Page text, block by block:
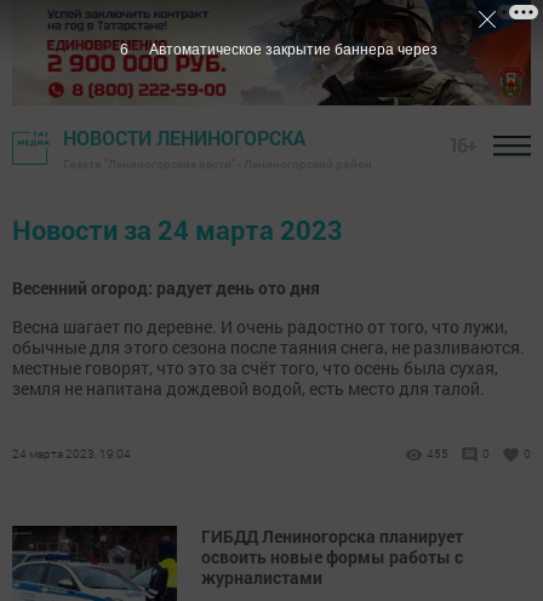
НОВОСТИ ЛЕНИНОГОРСКА
Новости за 24 марта 2023
Весенний огород: радует день ото дня
Весна шагает по деревне. И очень радостно от того, что лужи,
обычные для этого сезона после таяния снега, не разливаются.
местные говорят, что это за счёт того, что осень была сухая,
земля не напитана дождевой водой, есть место для талой.
24 марта 2023, 19:04 455 0 0
ГИБДД Лениногорска планирует
освоить новые формы работы с
журналистами
5 Автоматическое закрытие баннера через